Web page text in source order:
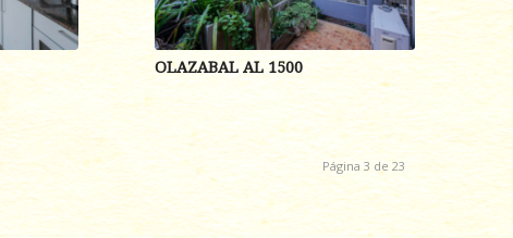
OLAZABAL AL 1500
Página 3 de 23